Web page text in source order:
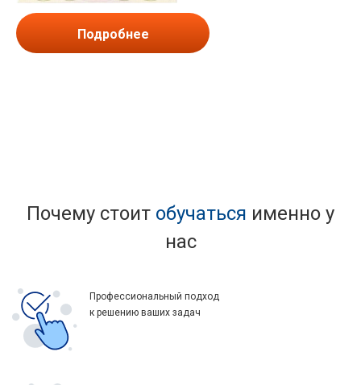
Подробнее
Почему стоит обучаться именно у
нас
Профессиональный подход
к решению ваших задач